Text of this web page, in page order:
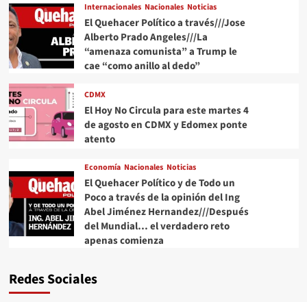
Internacionales Nacionales Noticias
El Quehacer Político a través///Jose
Alberto Prado Angeles///La
“amenaza comunista” a Trump le
cae “como anillo al dedo”
CDMX
El Hoy No Circula para este martes 4
de agosto en CDMX y Edomex ponte
atento
Economía Nacionales Noticias
El Quehacer Político y de Todo un
Poco a través de la opinión del Ing
Abel Jiménez Hernandez///Después
del Mundial… el verdadero reto
apenas comienza
Redes Sociales